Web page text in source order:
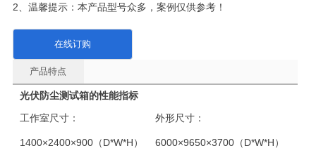
2、温馨提示：本产品型号众多，案例仅供参考！
在线订购
产品特点
光伏防尘测试箱的性能指标
工作室尺寸：
1400×2400×900（D*W*H）
外形尺寸：
6000×9650×3700（D*W*H）